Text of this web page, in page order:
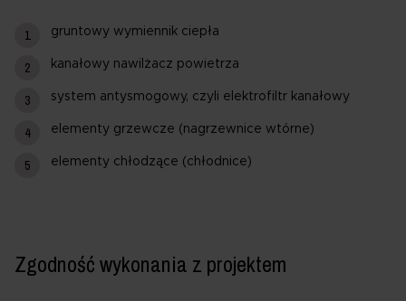
gruntowy wymiennik ciepła
kanałowy nawilżacz powietrza
system antysmogowy, czyli elektrofiltr kanałowy
elementy grzewcze (nagrzewnice wtórne)
elementy chłodzące (chłodnice)
Zgodność wykonania z projektem